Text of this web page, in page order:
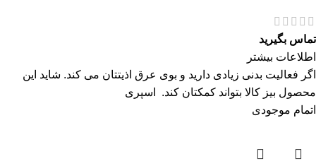
تماس بگیرید
اطلاعات بیشتر
اگر فعالیت بدنی زیادی دارید و بوی عرق اذیتتان می کند. شاید این
محصول بیز کالا بتواند کمکتان کند. اسپری
اتمام موجودی